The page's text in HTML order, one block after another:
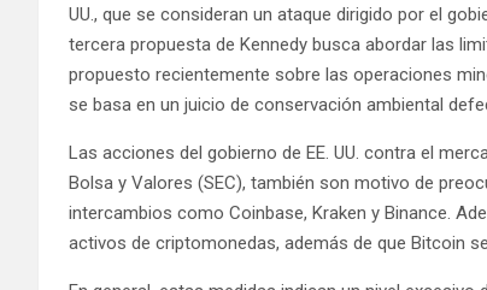
UU., que se consideran un ataque dirigido por el
tercera propuesta de Kennedy busca abordar las
propuesto recientemente sobre las operaciones
se basa en un juicio de conservación ambiental
Las acciones del gobierno de EE. UU. contra el
Bolsa y Valores (SEC), también son motivo de
intercambios como Coinbase, Kraken y Binance.
activos de criptomonedas, además de que Bitcoin